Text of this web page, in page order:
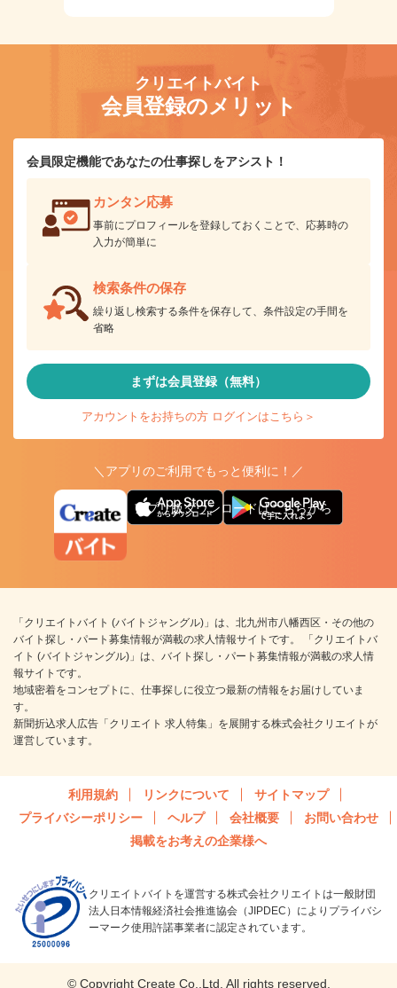
クリエイトバイト
会員登録のメリット
会員限定機能であなたの仕事探しをアシスト！
カンタン応募
事前にプロフィールを登録しておくことで、応募時の
入力が簡単に
検索条件の保存
繰り返し検索する条件を保存して、条件設定の手間を
省略
まずは会員登録（無料）
アカウントをお持ちの方 ログインはこちら＞
＼アプリのご利用でもっと便利に！／
アプリ版ダウンロードはこちらから
「クリエイトバイト (バイトジャングル)」は、北九州市八幡西区・その他の
バイト探し・パート募集情報が満載の求人情報サイトです。 「クリエイトバ
イト (バイトジャングル)」は、バイト探し・パート募集情報が満載の求人情
報サイトです。
地域密着をコンセプトに、仕事探しに役立つ最新の情報をお届けしていま
す。
新聞折込求人広告「クリエイト 求人特集」を展開する株式会社クリエイトが
運営しています。
利用規約 リンクについて
サイトマップ
プライバシーポリシー
ヘルプ 会社概要
お問い合わせ
掲載をお考えの企業様へ
クリエイトバイトを運営する株式会社クリエイトは一般財団
法人日本情報経済社会推進協会（JIPDEC）によりプライバシ
ーマーク使用許諾事業者に認定されています。
© Copyright Create Co.,Ltd. All rights reserved.